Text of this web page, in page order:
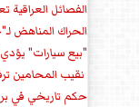
الفصائل العراقية
الحراك المناهض
"بيع سيارات" يؤدي لسحب يد
نقيب المحامين
حكم تاريخي في